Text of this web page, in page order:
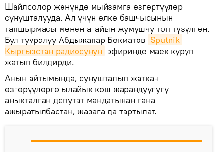
Шайлоолор жөнүндө мыйзамга өзгөртүүлөр
сунушталууда. Ал үчүн өлкө башчысынын
тапшырмасы менен атайын жумушчу топ түзүлгөн.
Бул тууралуу Абдыжапар Бекматов Sputnik
Кыргызстан радиосунун эфиринде маек куруп
жатып билдирди.
Анын айтымында, сунушталып жаткан
өзгөрүүлөргө ылайык кош жарандуулугу
аныкталган депутат мандатынан гана
ажыратылбастан, жазага да тартылат.